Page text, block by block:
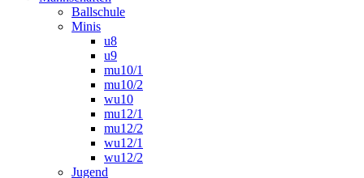
Ballschule
Minis
u8
u9
mu10/1
mu10/2
wu10
mu12/1
mu12/2
wu12/1
wu12/2
Jugend